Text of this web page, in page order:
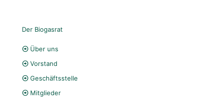
Der Biogasrat
Über uns
Vorstand
Geschäftsstelle
Mitglieder